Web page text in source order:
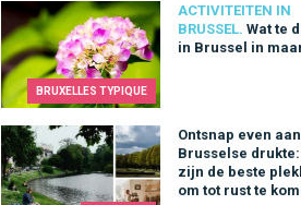
BRUXELLES TYPIQUE
ACTIVITEITEN IN
BRUSSEL. Wat te
in Brussel in
Wat te doen in Brussel in maart ?
Ontsnap even
Brusselse
zijn de beste
om tot rust te
Ontsnap even aan de Brusselse